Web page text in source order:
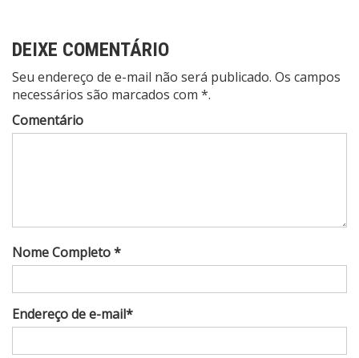
DEIXE COMENTÁRIO
Seu endereço de e-mail não será publicado. Os campos
necessários são marcados com *.
Comentário
Nome Completo *
Endereço de e-mail*